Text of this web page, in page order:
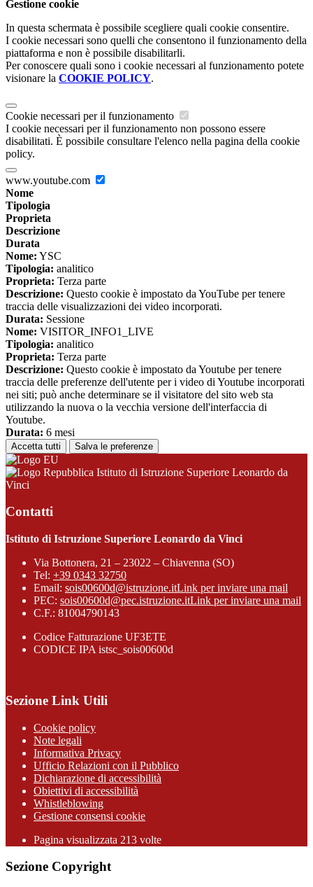
Gestione cookie
In questa schermata è possibile scegliere quali cookie consentire.
I cookie necessari sono quelli che consentono il funzionamento della
piattaforma e non è possibile disabilitarli.
Per conoscere quali sono i cookie necessari al funzionamento potete
visionare la COOKIE POLICY.
Cookie necessari per il funzionamento
I cookie necessari per il funzionamento non possono essere
disabilitati. È possibile consultare l'elenco nella pagina della cookie
policy.
www.youtube.com
Nome
Tipologia
Proprieta
Descrizione
Durata
Nome: YSC
Tipologia: analitico
Proprieta: Terza parte
Descrizione: Questo cookie è impostato da YouTube per tenere
traccia delle visualizzazioni dei video incorporati.
Durata: Sessione
Nome: VISITOR_INFO1_LIVE
Tipologia: analitico
Proprieta: Terza parte
Descrizione: Questo cookie è impostato da Youtube per tenere
traccia delle preferenze dell'utente per i video di Youtube incorporati
nei siti; può anche determinare se il visitatore del sito web sta
utilizzando la nuova o la vecchia versione dell'interfaccia di
Youtube.
Durata: 6 mesi
Accetta tutti Salva le preferenze
Istituto di Istruzione Superiore Leonardo da
Vinci
Contatti
Istituto di Istruzione Superiore Leonardo da Vinci
Via Bottonera, 21 – 23022 – Chiavenna (SO)
Tel: +39 0343 32750
Email: sois00600d@istruzione.itLink per inviare una mail
PEC: sois00600d@pec.istruzione.itLink per inviare una mail
C.F.: 81004790143
Codice Fatturazione UF3ETE
CODICE IPA istsc_sois00600d
Sezione Link Utili
Cookie policy
Note legali
Informativa Privacy
Ufficio Relazioni con il Pubblico
Dichiarazione di accessibilità
Obiettivi di accessibilità
Whistleblowing
Gestione consensi cookie
Pagina visualizzata 213 volte
Sezione Copyright